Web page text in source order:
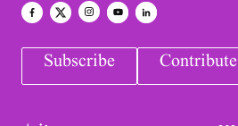
Subscribe Contribute